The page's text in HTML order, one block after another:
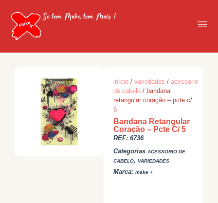
Se tem Make, tem Mais !
início /variedades /acessorio
de cabelo / bandana
retangular coração – pcte c/
5
Bandana Retangular
Coração – Pcte C/ 5
REF:6736
Categorias ACESSORIO DE
CABELO, VARIEDADES
Marca:make +